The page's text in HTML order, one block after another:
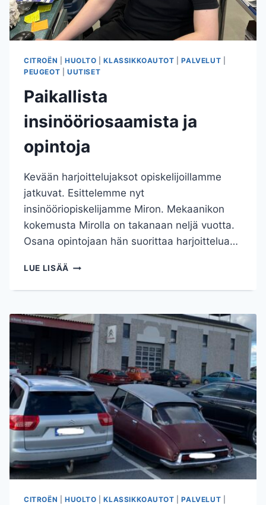
CITROËN HUOLTO |KLASSIKKOAUTOT |PALVELUT
PEUGEOT
UUTISET
Paikallista
insinööriosaamista ja
opintoja
Kevään harjoittelujaksot opiskelijoillamme
jatkuvat. Esittelemme nyt
insinööriopiskelijamme Miron. Mekaanikon
kokemusta Mirolla on takanaan neljä vuotta.
Osana opintojaan hän suorittaa harjoittelua…
LUE LISÄÄ PAIKALLISTA
JA
CITROËN HUOLTO |KLASSIKKOAUTOT |PALVELUT